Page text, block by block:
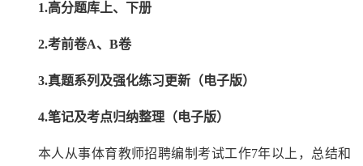
1.高分题库上、下册
2.考前卷A、B卷
3.真题系列及强化练习更新（电子版）
4.笔记及考点归纳整理（电子版）
本人从事体育教师招聘编制考试工作7年以上，总结和